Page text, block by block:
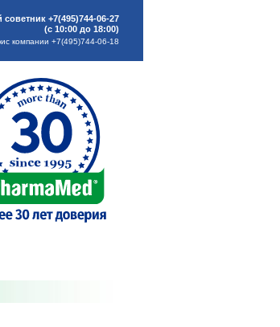
+7(495)744-06-27
(с 10:00 до 18:00)
компании +7(495)744-06-18